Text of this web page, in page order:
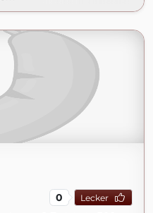
0 Lecker